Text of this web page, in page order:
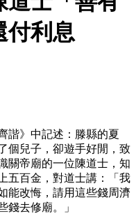
付利息
諧》中記述：滕縣的夏
個兒子，卻遊手好閒，致
關帝廟的一位陳道士，知
五百金，對道士講：「我
能改悔，請用這些錢周濟
錢去修廟。」